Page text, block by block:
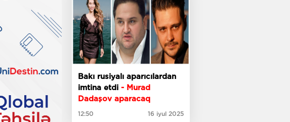
Bakı rusiyalı aparıcılardan
imtina etdi - Murad
Dadaşov aparacaq
12:50 16 iyul 2025